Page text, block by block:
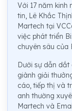
Với 17 năm kinh
tin, Lê Khắc
Martech tại
việc phát triển
chuyên sâu của
Dưới sự dẫn
giành giải
cáo, tiếp thị và
anh thường
Martech và